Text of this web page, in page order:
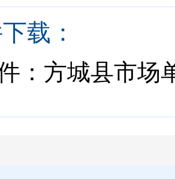
载：
：方城县市场